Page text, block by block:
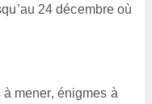
24 décembre où
mener, énigmes à